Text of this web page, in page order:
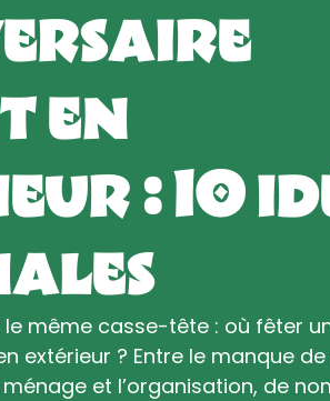
en
: 10
le même casse-tête : où fêter
extérieur ? Entre le manque
et l’organisation, de